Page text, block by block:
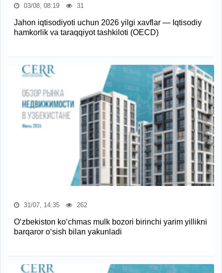
03/08, 08:19 31
Jahon iqtisodiyoti uchun 2026 yilgi xavflar — Iqtisodiy
hamkorlik va taraqqiyot tashkiloti (OECD)
31/07, 14:35 262
O‘zbekiston ko‘chmas mulk bozori birinchi yarim yillikni
barqaror o‘sish bilan yakunladi